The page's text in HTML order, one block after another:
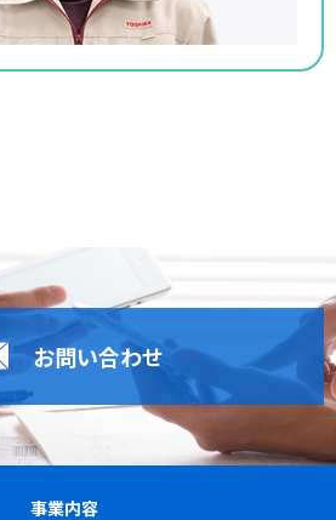
お問い合わせ
事業内容